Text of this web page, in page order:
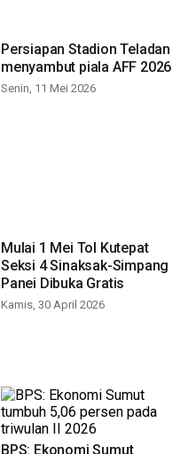
Persiapan Stadion Teladan
menyambut piala AFF 2026
Senin, 11 Mei 2026
Mulai 1 Mei Tol Kutepat
Seksi 4 Sinaksak-Simpang
Panei Dibuka Gratis
Kamis, 30 April 2026